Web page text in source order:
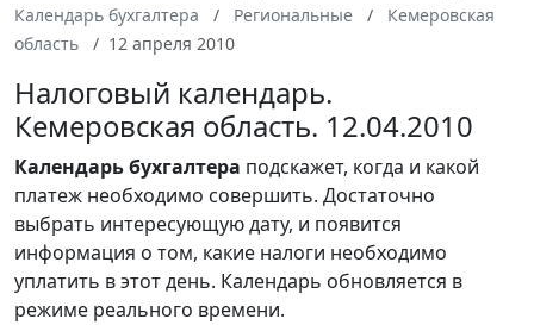
Календарь бухгалтера
Региональные
Кемеровская
область
12 апреля 2010
Налоговый календарь.
Кемеровская область. 12.04.2010
Календарьбухгалтера подскажет, когда и какой
платеж необходимо совершить. Достаточно
выбрать интересующую дату, и появится
информация о том, какие налоги необходимо
уплатить в этот день. Календарь обновляется в
режиме реального времени.